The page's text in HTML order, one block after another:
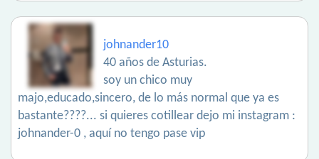
johnander10
40 años de Asturias.
soy un chico muy
majo,educado,sincero, de lo más normal que ya es
bastante????... si quieres cotillear dejo mi instagram :
johnander-0 , aquí no tengo pase vip